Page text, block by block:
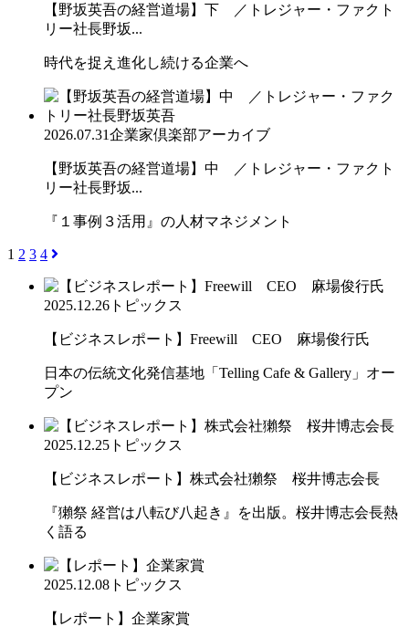
【野坂英吾の経営道場】下 ／トレジャー・ファクト
リー社長野坂...
時代を捉え進化し続ける企業へ
2026.07.31企業家倶楽部アーカイブ
【野坂英吾の経営道場】中 ／トレジャー・ファクト
リー社長野坂...
『１事例３活用』の人材マネジメント
1 2 3 4
2025.12.26 トピックス
【ビジネスレポート】Freewill CEO 麻場俊行氏
日本の伝統文化発信基地「Telling Cafe & Gallery」オー
プン
2025.12.25 トピックス
【ビジネスレポート】株式会社獺祭 桜井博志会長
『獺祭 経営は八転び八起き』を出版。桜井博志会長熱
く語る
2025.12.08 トピックス
【レポート】企業家賞